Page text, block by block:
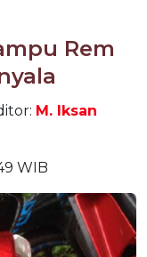
Rem
M. Iksan
WIB